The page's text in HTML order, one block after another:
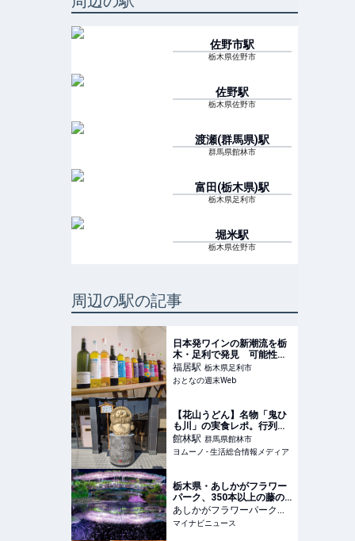
佐野市駅
栃木県佐野市
佐野駅
栃木県佐野市
渡瀬(群馬県)駅
群馬県館林市
富田(栃木県)駅
栃木県足利市
堀米駅
栃木県佐野市
周辺の駅の記事
日本発ワインの新潮流を栃
木・足利で発見 可能性は
無限大、日本品種ブドウの
魅力を感じられた
福居駅 栃木県足利市
おとなの週末Web
【花山うどん】名物「鬼ひ
も川」の実食レポ。行列が
できる日本一の味とは？ |
ヨムーノ
館林駅 群馬県館林市
ヨムーノ - 生活総合情報メディア
栃木県・あしかがフラワー
パーク、350本以上の藤の
花が咲き誇る「ふじのはな
物語～大藤まつり2026～」
開催 - 夜間ライトアップも
あしかがフラワーパーク駅
栃木県足利市
マイナビニュース